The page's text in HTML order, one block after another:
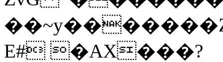
E# �AX���?